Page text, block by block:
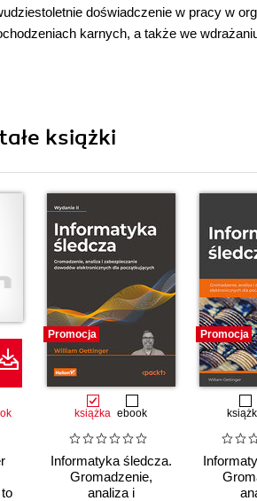
doświadczenie w pracy w
karnych, a także we
książki
Promocja
książka ebook
Informatyka śledcza.
Gromadzenie,
analiza i
Promocja